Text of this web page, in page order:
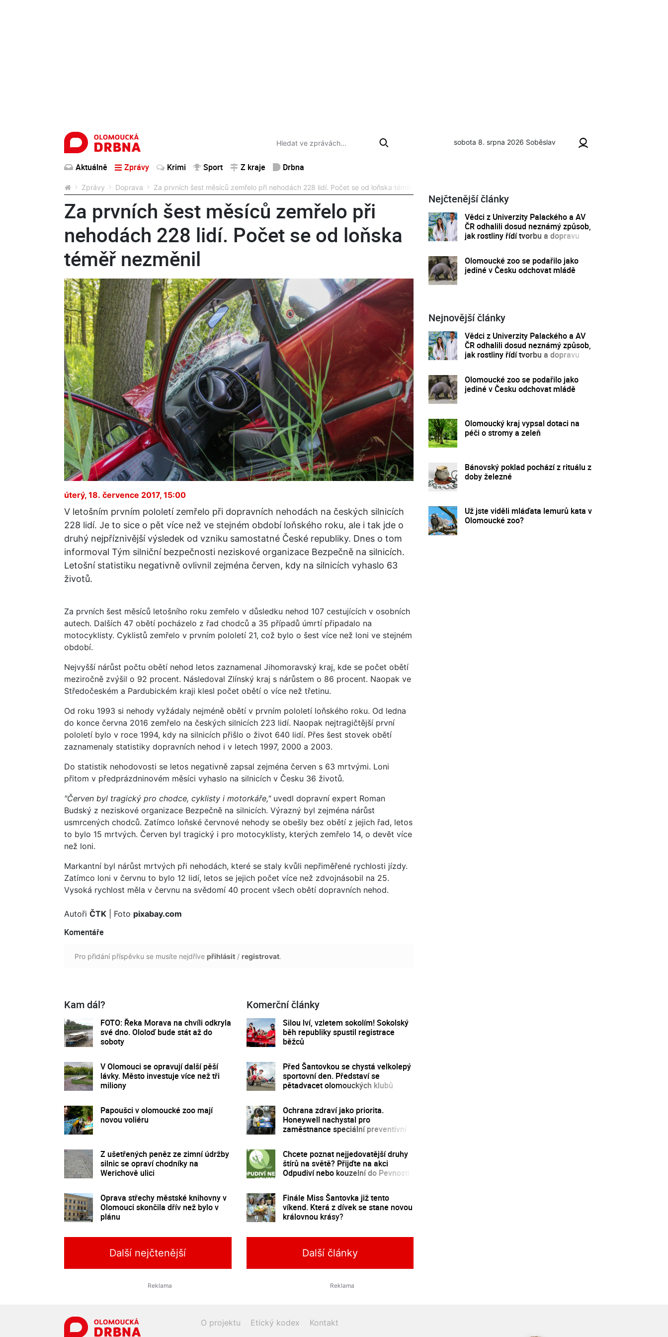
sobota 8. srpna 2026 Soběslav
Aktuálně Zprávy Krimi Sport Z kraje Drbna
Zprávy Doprava Za prvních šest měsíců zemřelo při nehodách 228 lidí. Počet se od loňska téměř nezměnil
Za prvních šest měsíců zemřelo při
nehodách 228 lidí. Počet se od loňska
téměř nezměnil
úterý, 18. července 2017, 15:00
V letošním prvním pololetí zemřelo při dopravních nehodách na českých silnicích
228 lidí. Je to sice o pět více než ve stejném období loňského roku, ale i tak jde o
druhý nejpříznivější výsledek od vzniku samostatné České republiky. Dnes o tom
informoval Tým silniční bezpečnosti neziskové organizace Bezpečně na silnicích.
Letošní statistiku negativně ovlivnil zejména červen, kdy na silnicích vyhaslo 63
životů.
Za prvních šest měsíců letošního roku zemřelo v důsledku nehod 107 cestujících v osobních
autech. Dalších 47 obětí pocházelo z řad chodců a 35 případů úmrtí připadalo na
motocyklisty. Cyklistů zemřelo v prvním pololetí 21, což bylo o šest více než loni ve stejném
období.
Nejvyšší nárůst počtu obětí nehod letos zaznamenal Jihomoravský kraj, kde se počet obětí
meziročně zvýšil o 92 procent. Následoval Zlínský kraj s nárůstem o 86 procent. Naopak ve
Středočeském a Pardubickém kraji klesl počet obětí o více než třetinu.
Od roku 1993 si nehody vyžádaly nejméně obětí v prvním pololetí loňského roku. Od ledna
do konce června 2016 zemřelo na českých silnicích 223 lidí. Naopak nejtragičtější první
pololetí bylo v roce 1994, kdy na silnicích přišlo o život 640 lidí. Přes šest stovek obětí
zaznamenaly statistiky dopravních nehod i v letech 1997, 2000 a 2003.
Do statistik nehodovosti se letos negativně zapsal zejména červen s 63 mrtvými. Loni
přitom v předprázdninovém měsíci vyhaslo na silnicích v Česku 36 životů.
"Červen byl tragický pro chodce, cyklisty i motorkáře,"uvedl dopravní expert Roman
Budský z neziskové organizace Bezpečně na silnicích. Výrazný byl zejména nárůst
usmrcených chodců. Zatímco loňské červnové nehody se obešly bez obětí z jejich řad, letos
to bylo 15 mrtvých. Červen byl tragický i pro motocyklisty, kterých zemřelo 14, o devět více
než loni.
Markantní byl nárůst mrtvých při nehodách, které se staly kvůli nepřiměřené rychlosti jízdy.
Zatímco loni v červnu to bylo 12 lidí, letos se jejich počet více než zdvojnásobil na 25.
Vysoká rychlost měla v červnu na svědomí 40 procent všech obětí dopravních nehod.
Autoři ČTK | Foto pixabay.com
Komentáře
Pro přidání příspěvku se musíte nejdříve přihlásit / registrovat.
Kam dál?
FOTO: Řeka Morava na chvíli odkryla
své dno. Ololoď bude stát až do
soboty
V Olomouci se opravují další pěší
lávky. Město investuje více než tři
miliony
Papoušci v olomoucké zoo mají
novou voliéru
Z ušetřených peněz ze zimní údržby
silnic se opraví chodníky na
Werichově ulici
Oprava střechy městské knihovny v
Olomouci skončila dřív než bylo v
plánu
Komerční články
Silou lví, vzletem sokolím! Sokolský
běh republiky spustil registrace
běžců
Před Šantovkou se chystá velkolepý
sportovní den. Představí se
pětadvacet olomouckých klubů
Ochrana zdraví jako priorita.
Honeywell nachystal pro
zaměstnance speciální preventivní
Chcete poznat nejjedovatější druhy
štírů na světě? Přijďte na akci
Odpudiví nebo kouzelní do Pevnosti
Finále Miss Šantovka již tento
víkend. Která z dívek se stane novou
královnou krásy?
Další nejčtenější Další články
Nejčtenější články
Vědci z Univerzity Palackého a AV
ČR odhalili dosud neznámý způsob,
jak rostliny řídí tvorbu a dopravu
Olomoucké zoo se podařilo jako
jediné v Česku odchovat mládě
Nejnovější články
Vědci z Univerzity Palackého a AV
ČR odhalili dosud neznámý způsob,
jak rostliny řídí tvorbu a dopravu
Olomoucké zoo se podařilo jako
jediné v Česku odchovat mládě
Olomoucký kraj vypsal dotaci na
péči o stromy a zeleň
Bánovský poklad pochází z rituálu z
doby železné
Už jste viděli mláďata lemurů kata v
Olomoucké zoo?
O projektu Etický kodex Kontakt